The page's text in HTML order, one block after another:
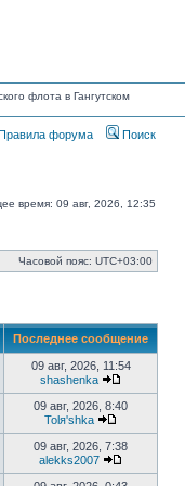
флота в Гангутском
форума Поиск
время: 09 авг, 2026, 12:35
Часовой пояс: UTC+03:00
Последнее сообщение
09 авг, 2026, 11:54
shashenka
Перейти
к
09 авг, 2026, 8:40
Tolя'shka
Перейти
к
последнему
09 авг, 2026, 7:38
alekks2007
Перейти